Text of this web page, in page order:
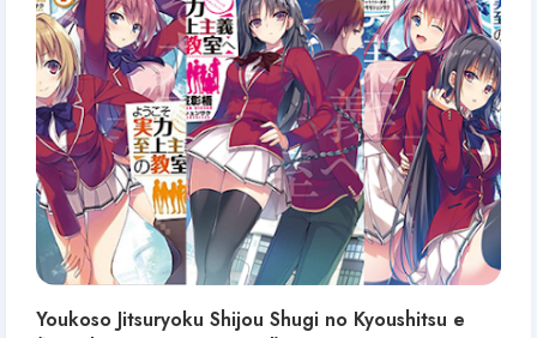
Youkoso Jitsuryoku Shijou Shugi no Kyoushitsu e